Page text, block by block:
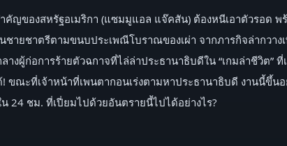
ญของสหรัฐอเมริกา (แซมมูแอล แจ๊คสัน) ต้องหนีเอาตัวรอด พ
ายชาตรีตามขนบประเพณีโบราณของเผ่า จากภารกิจล่ากวาง
ผู้ก่อการร้ายตัวฉกาจที่ไล่ล่าประธานาธิบดีใน “เกมล่าชีวิต”
ณะที่เจ้าหน้าที่เพนตากอนเร่งตามหาประธานาธิบดี งานนี้ขึ้น
24 ชม. ที่เปี่ยมไปด้วยอันตรายนี้ไปได้อย่างไร?